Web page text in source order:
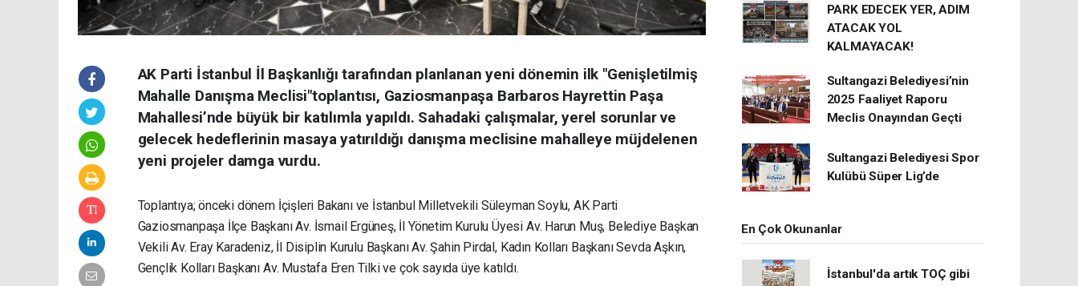
AK Parti İstanbul İl Başkanlığı tarafından planlanan yeni dönemin ilk "Genişletilmiş
Mahalle Danışma Meclisi"toplantısı, Gaziosmanpaşa Barbaros Hayrettin Paşa
Mahallesi’nde büyük bir katılımla yapıldı. Sahadaki çalışmalar, yerel sorunlar ve
gelecek hedeflerinin masaya yatırıldığı danışma meclisine mahalleye müjdelenen
yeni projeler damga vurdu.
Toplantıya; önceki dönem İçişleri Bakanı ve İstanbul Milletvekili Süleyman Soylu, AK Parti
Gaziosmanpaşa İlçe Başkanı Av. İsmail Ergüneş, İl Yönetim Kurulu Üyesi Av. Harun Muş, Belediye Başkan
Vekili Av. Eray Karadeniz, İl Disiplin Kurulu Başkanı Av. Şahin Pirdal, Kadın Kolları Başkanı Sevda Aşkın,
Gençlik Kolları Başkanı Av. Mustafa Eren Tilki ve çok sayıda üye katıldı.
PARK EDECEK YER, ADIM
ATACAK YOL
KALMAYACAK!
Sultangazi Belediyesi’nin
2025 Faaliyet Raporu
Meclis Onayından Geçti
Sultangazi Belediyesi Spor
Kulübü Süper Lig’de
En Çok Okunanlar
İstanbul'da artık TOÇ gibi